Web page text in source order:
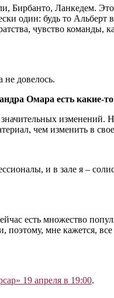
Ланкедем.
один: будь то
чувство
не довелось.
Омара есть какие-
чем изменить в
и в зале я ‒
есть множество
поэтому, мне кажется,
19 апреля в 19:00.